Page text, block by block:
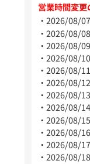
営業時間変
2026/08/
2026/08/
2026/08/
2026/08/
2026/08/
2026/08/
2026/08/
2026/08/
2026/08/
2026/08/
2026/08/
2026/08/